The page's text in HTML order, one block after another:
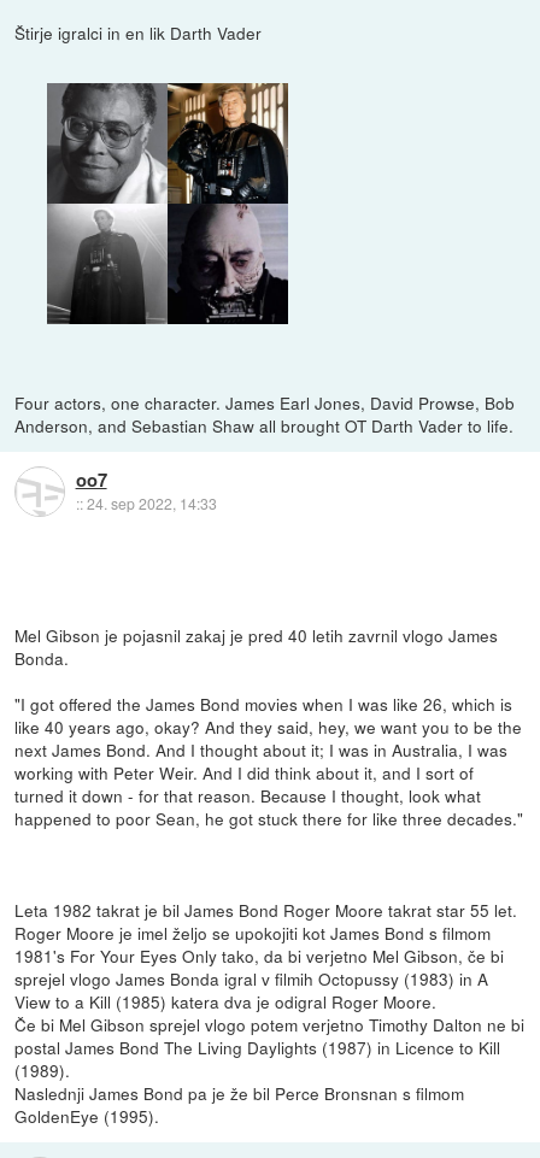
Štirje igralci in en lik Darth Vader
Four actors, one character. James Earl Jones, David Prowse, Bob
Anderson, and Sebastian Shaw all brought OT Darth Vader to life.
oo7
::24. sep 2022, 14:33
Mel Gibson je pojasnil zakaj je pred 40 letih zavrnil vlogo James
Bonda.
"I got offered the James Bond movies when I was like 26, which is
like 40 years ago, okay? And they said, hey, we want you to be the
next James Bond. And I thought about it; I was in Australia, I was
working with Peter Weir. And I did think about it, and I sort of
turned it down - for that reason. Because I thought, look what
happened to poor Sean, he got stuck there for like three decades."
Leta 1982 takrat je bil James Bond Roger Moore takrat star 55 let.
Roger Moore je imel željo se upokojiti kot James Bond s filmom
1981's For Your Eyes Only tako, da bi verjetno Mel Gibson, če bi
sprejel vlogo James Bonda igral v filmih Octopussy (1983) in A
View to a Kill (1985) katera dva je odigral Roger Moore.
Če bi Mel Gibson sprejel vlogo potem verjetno Timothy Dalton ne bi
postal James Bond The Living Daylights (1987) in Licence to Kill
(1989).
Naslednji James Bond pa je že bil Perce Bronsnan s filmom
GoldenEye (1995).